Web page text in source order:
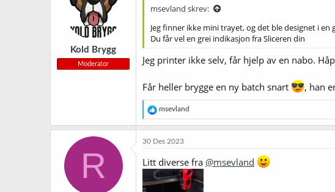
Kold Brygg
Moderator
msevland skrev:
Jeg finner ikke mini trayet, og det ble designet i
Du får vel en grei indikasjon fra Sliceren din
Jeg printer ikke selv, får hjelp av en nabo.
Får heller brygge en ny batch snart , han
R
e
a
o
n
e
msevland
R
30 Des 2023
Litt diverse fra @msevland